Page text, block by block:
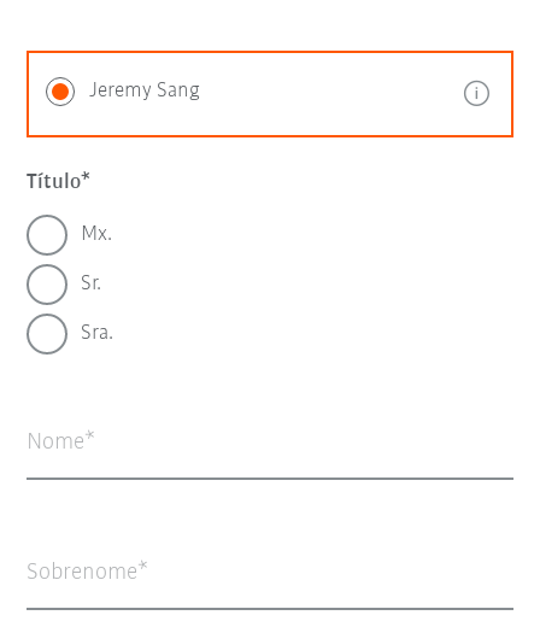
Jeremy Sang
Título
Mx.
Sr.
Sra.
Nome
Sobrenome